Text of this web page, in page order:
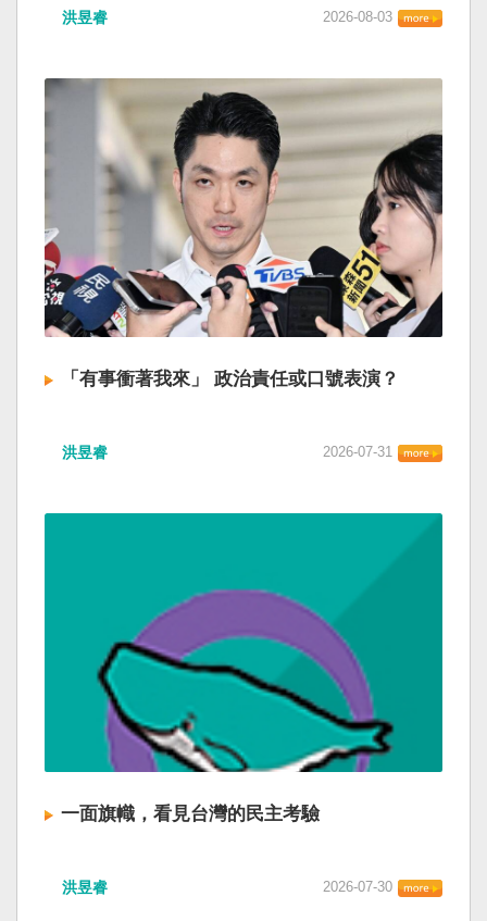
洪昱睿 2026-08-03
「有事衝著我來」 政治責任或口號表演？
洪昱睿 2026-07-31
一面旗幟，看見台灣的民主考驗
洪昱睿 2026-07-30